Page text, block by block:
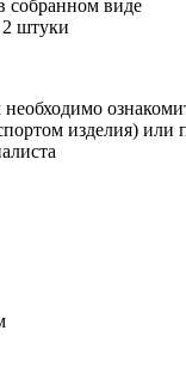
собранном виде
штуки
изделия) или